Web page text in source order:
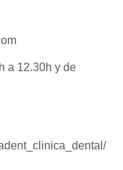
a 12.30h y de